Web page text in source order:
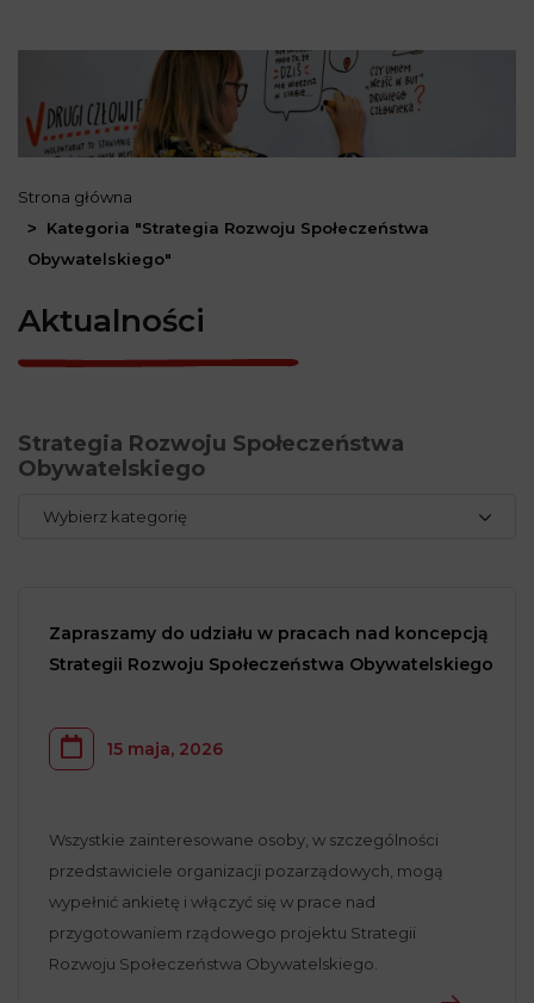
Strona główna
Kategoria "Strategia Rozwoju Społeczeństwa
Obywatelskiego"
Aktualności
Strategia Rozwoju Społeczeństwa
Obywatelskiego
Wybierz kategorię
Zapraszamy do udziału w pracach nad koncepcją
Strategii Rozwoju Społeczeństwa Obywatelskiego
15 maja, 2026
Wszystkie zainteresowane osoby, w szczególności
przedstawiciele organizacji pozarządowych, mogą
wypełnić ankietę i włączyć się w prace nad
przygotowaniem rządowego projektu Strategii
Rozwoju Społeczeństwa Obywatelskiego.